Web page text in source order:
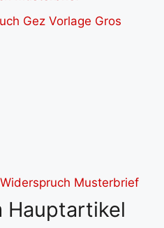
Hauptartikel